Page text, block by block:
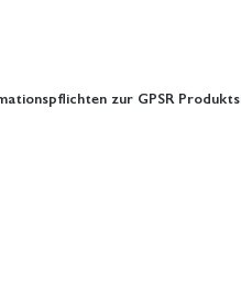
zur GPSR